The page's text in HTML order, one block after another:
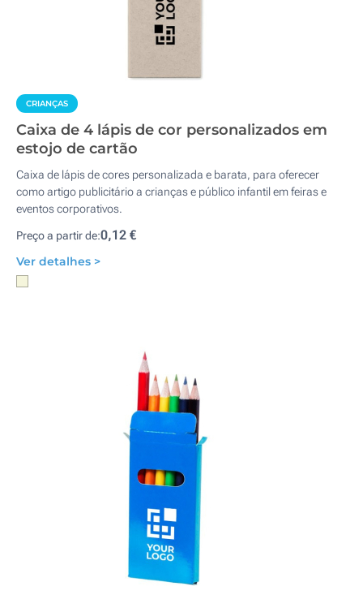
CRIANÇAS
Caixa de 4 lápis de cor personalizados em
estojo de cartão
Caixa de lápis de cores personalizada e barata, para oferecer
como artigo publicitário a crianças e público infantil em feiras e
eventos corporativos.
Preço a partir de:0,12 €
Ver detalhes >